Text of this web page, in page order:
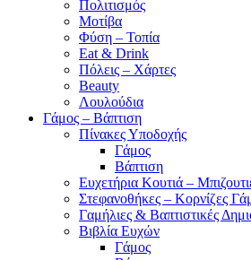
Πολιτισμός
Μοτίβα
Φύση – Τοπία
Eat & Drink
Πόλεις – Χάρτες
Beauty
Λουλούδια
Γάμος – Βάπτιση
Πίνακες Υποδοχής
Γάμος
Βάπτιση
Ευχετήρια Κουτιά –
Στεφανοθήκες – Κορνίζες
Γαμήλιες & Βαπτιστικές
Βιβλία Ευχών
Γάμος